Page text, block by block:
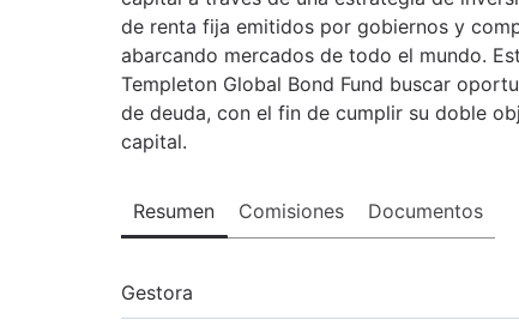
de renta fija emitidos por gobiernos y
abarcando mercados de todo el mundo.
Templeton Global Bond Fund buscar
de deuda, con el fin de cumplir su doble
capital.
Resumen Comisiones Documentos
Gestora